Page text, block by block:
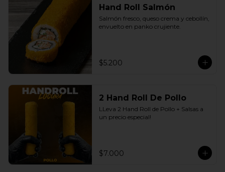
Hand Roll Salmón
Salmón fresco, queso crema y cebollín,
envuelto en panko crujiente.
$5.200
2 Hand Roll De Pollo
LLeva 2 Hand Roll de Pollo + Salsas a
un precio especial!
$7.000